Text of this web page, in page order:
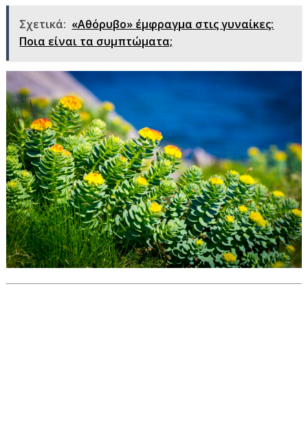
Σχετικά: «Αθόρυβο» έμφραγμα στις γυναίκες:
Ποια είναι τα συμπτώματα;